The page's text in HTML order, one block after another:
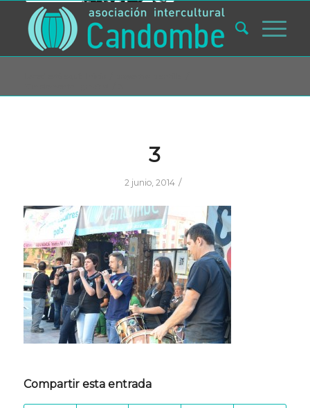
3
2 junio, 2014 /
Compartir esta entrada